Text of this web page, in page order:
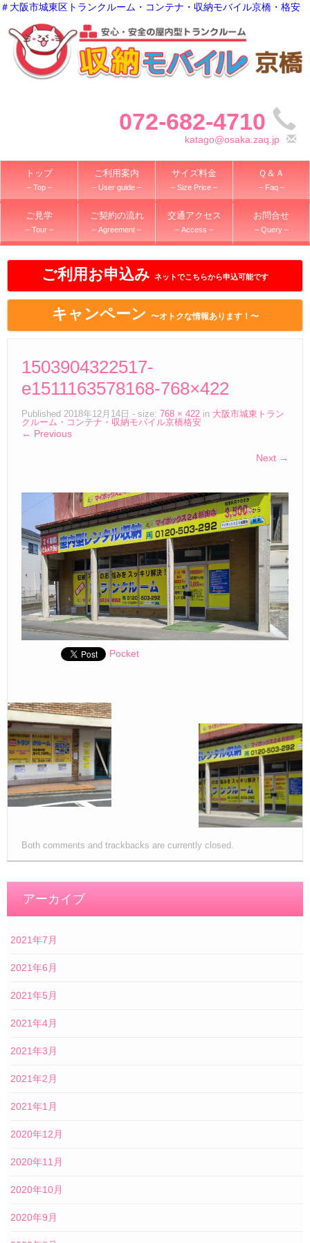
＃大阪市城東区トランクルーム・コンテナ・収納モバイル京橋・格安
072-682-4710
katago@osaka.zaq.jp
トップ
– Top –
ご利用案内
– User guide –
サイズ料金
– Size Price –
Ｑ＆Ａ
– Faq –
ご見学
– Tour –
ご契約の流れ
– Agreement –
交通アクセス
– Access –
お問合せ
– Query –
ご利用お申込み ネットでこちらから申込可能です
キャンペーン 〜オトクな情報あります！〜
1503904322517-
e1511163578168-768×422
Published 2018年12月14日 - size: 768 × 422 in 大阪市城東トラン
クルーム・コンテナ・収納モバイル京橋格安
← Previous
Next →
Pocket
Both comments and trackbacks are currently closed.
アーカイブ
2021年7月
2021年6月
2021年5月
2021年4月
2021年3月
2021年2月
2021年1月
2020年12月
2020年11月
2020年10月
2020年9月